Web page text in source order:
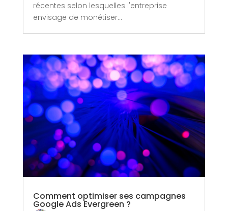
récentes selon lesquelles l'entreprise
envisage de monétiser...
Comment optimiser ses campagnes
Google Ads Evergreen ?